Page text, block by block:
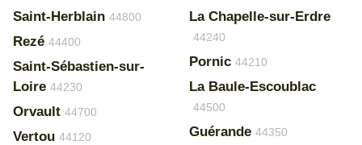
Saint-Herblain 44800
Rezé 44400
Saint-Sébastien-sur-
Loire 44230
Orvault 44700
Vertou 44120
La Chapelle-sur-Erdre
44240
Pornic 44210
La Baule-Escoublac
44500
Guérande 44350